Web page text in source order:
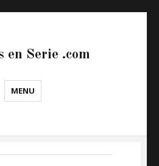
en Serie .com
MENU